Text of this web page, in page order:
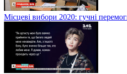
Місцеві вибори 2020: гучні